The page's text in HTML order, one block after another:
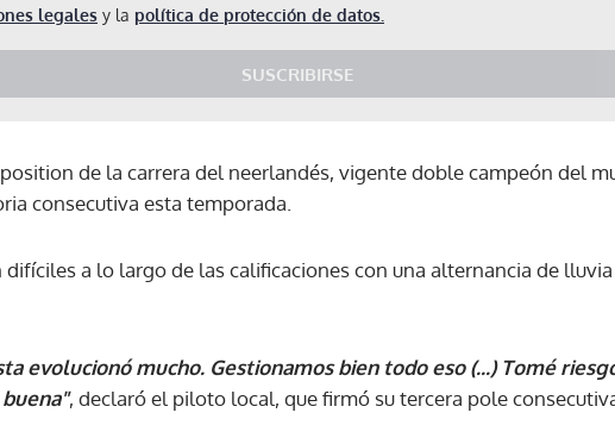
legales y la política de protección de datos.
SUSCRIBIRSE
ACEPTAR
de la carrera del neerlandés, vigente doble campeón del
consecutiva esta temporada.
difíciles a lo largo de las calificaciones con una alternancia de
evolucionó mucho. Gestionamos bien todo eso (...) Tomé
, declaró el piloto local, que firmó su tercera pole